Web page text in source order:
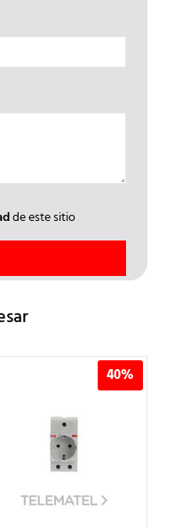
de este sitio
40%